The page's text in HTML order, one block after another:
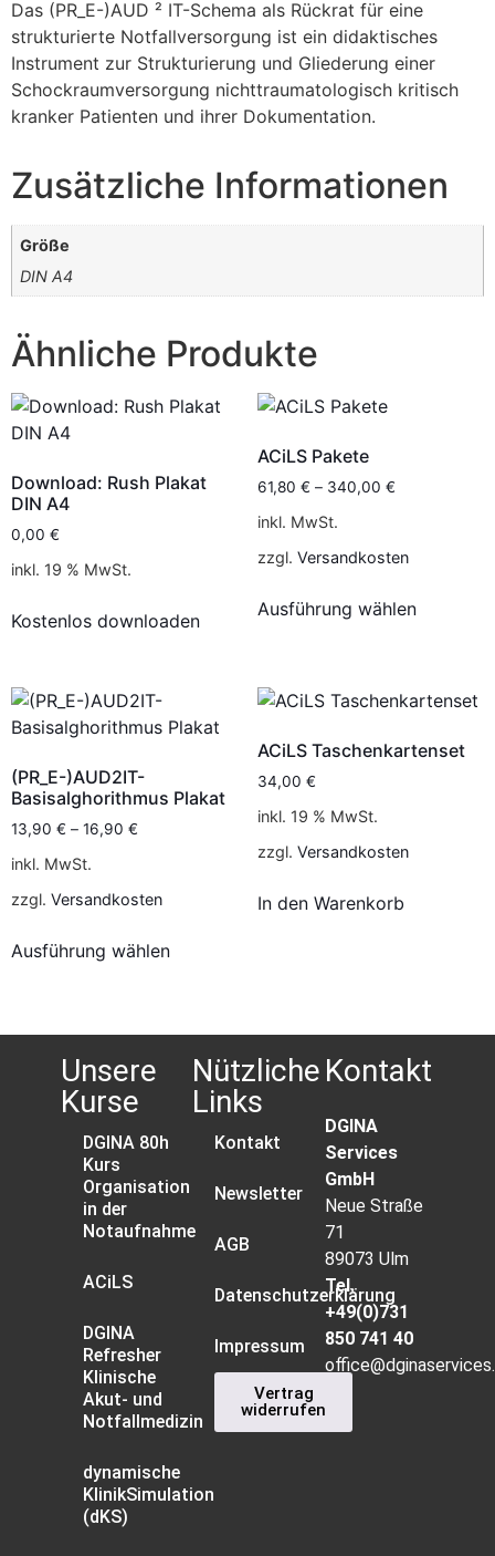
Das (PR_E-)AUD ² IT-Schema als Rückrat für eine
strukturierte Notfallversorgung ist ein didaktisches
Instrument zur Strukturierung und Gliederung einer
Schockraumversorgung nichttraumatologisch kritisch
kranker Patienten und ihrer Dokumentation.
Zusätzliche Informationen
Größe
DIN A4
Ähnliche Produkte
Download: Rush Plakat
DIN A4
0,00 €
inkl. 19 % MwSt.
Kostenlos downloaden
ACiLS Pakete
61,80 € – 340,00 €
inkl. MwSt.
zzgl. Versandkosten
Ausführung wählen
(PR_E-)AUD2IT-
Basisalghorithmus Plakat
13,90 € – 16,90 €
inkl. MwSt.
zzgl. Versandkosten
Ausführung wählen
ACiLS Taschenkartenset
34,00 €
inkl. 19 % MwSt.
zzgl. Versandkosten
In den Warenkorb
Unsere
Kurse
DGINA 80h
Kurs
Organisation
in der
Notaufnahme
ACiLS
DGINA
Refresher
Klinische
Akut- und
Notfallmedizin
dynamische
KlinikSimulation
(dKS)
Nützliche
Links
Kontakt
Newsletter
AGB
Datenschutzerklärung
Impressum
Vertrag
widerrufen
Kontakt
DGINA
Services
GmbH
Neue Straße
71
89073 Ulm
Tel.
+49(0)731
850 741 40